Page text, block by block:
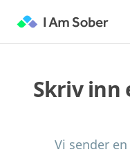
Skriv inn
Vi sender